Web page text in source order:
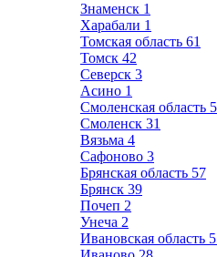
Знаменск 1
Харабали 1
Томская область 61
Томск 42
Северск 3
Асино 1
Смоленская область
Смоленск 31
Вязьма 4
Сафоново 3
Брянская область 57
Брянск 39
Почеп 2
Унеча 2
Ивановская область